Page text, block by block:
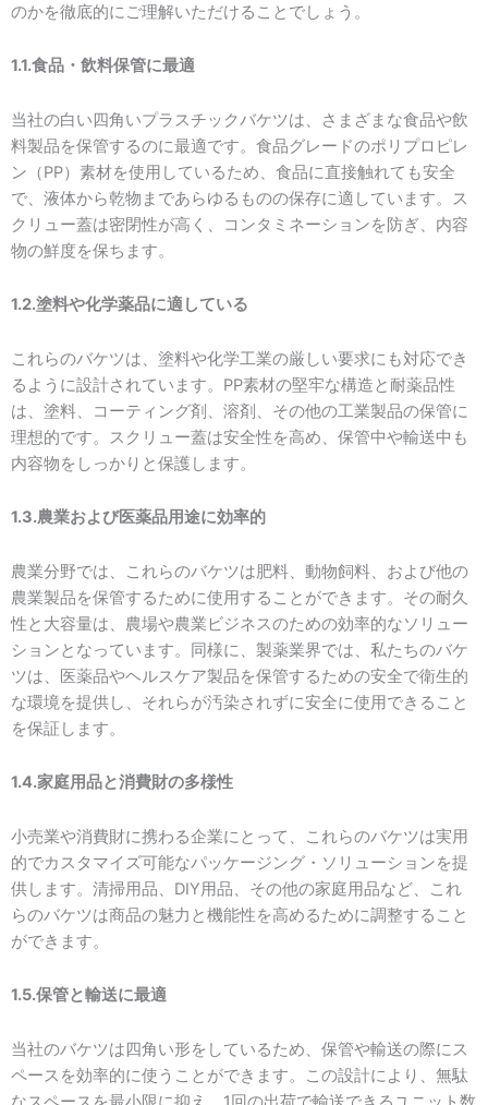
のかを徹底的にご理解いただけることでしょう。
1.1.食品・飲料保管に最適
当社の白い四角いプラスチックバケツは、さまざまな食品や飲
料製品を保管するのに最適です。食品グレードのポリプロピレ
ン（PP）素材を使用しているため、食品に直接触れても安全
で、液体から乾物まであらゆるものの保存に適しています。ス
クリュー蓋は密閉性が高く、コンタミネーションを防ぎ、内容
物の鮮度を保ちます。
1.2.塗料や化学薬品に適している
これらのバケツは、塗料や化学工業の厳しい要求にも対応でき
るように設計されています。PP素材の堅牢な構造と耐薬品性
は、塗料、コーティング剤、溶剤、その他の工業製品の保管に
理想的です。スクリュー蓋は安全性を高め、保管中や輸送中も
内容物をしっかりと保護します。
1.3.農業および医薬品用途に効率的
農業分野では、これらのバケツは肥料、動物飼料、および他の
農業製品を保管するために使用することができます。その耐久
性と大容量は、農場や農業ビジネスのための効率的なソリュー
ションとなっています。同様に、製薬業界では、私たちのバケ
ツは、医薬品やヘルスケア製品を保管するための安全で衛生的
な環境を提供し、それらが汚染されずに安全に使用できること
を保証します。
1.4.家庭用品と消費財の多様性
小売業や消費財に携わる企業にとって、これらのバケツは実用
的でカスタマイズ可能なパッケージング・ソリューションを提
供します。清掃用品、DIY用品、その他の家庭用品など、これ
らのバケツは商品の魅力と機能性を高めるために調整すること
ができます。
1.5.保管と輸送に最適
当社のバケツは四角い形をしているため、保管や輸送の際にス
ペースを効率的に使うことができます。この設計により、無駄